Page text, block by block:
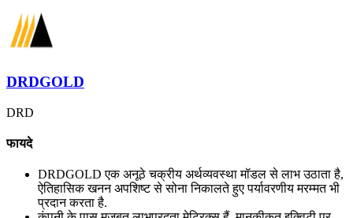
DRDGOLD
DRD
फायदे
DRDGOLD एक अनूठे चक्रीय अर्थव्यवस्था मॉडल से लाभ उठाता है,
ऐतिहासिक खनन अपशिष्ट से सोना निकालते हुए पर्यावरणीय मरम्मत भी
प्रदान करता है.